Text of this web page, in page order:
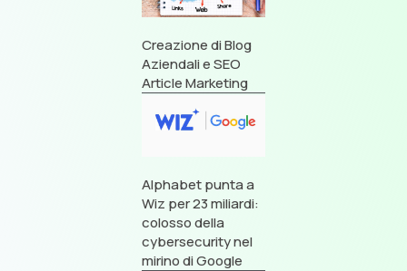
Creazione di Blog
Aziendali e SEO
Article Marketing
Alphabet punta a
Wiz per 23 miliardi:
colosso della
cybersecurity nel
mirino di Google